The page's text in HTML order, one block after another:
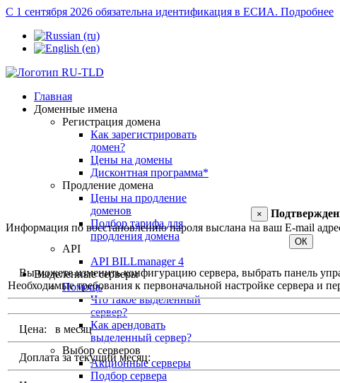
С 1 сентября 2026 обязательна идентификация в ЕСИА. Подробнее
Главная
Доменные имена
Регистрация домена
Как зарегистрировать
домен?
Цены на домены
Дисконтная программа*
Продление домена
Цены на продление
доменов
Подбор тарифа для
продления домена
API
API BILLmanager 4
Выделенные серверы
Помощь
Что такое выделенный
сервер?
Как арендовать
выделенный сервер?
Выбор серверов
Акционные серверы
Подбор сервера
Вы можете изменить конфигурацию сервера, выбрать панель
Необходимые требования к первоначальной настройке сервера и
Цена: в месяц
Доплата за текущий месяц:
×
Информация по восстановлению пароля выслана на ваш E-mail
ОК